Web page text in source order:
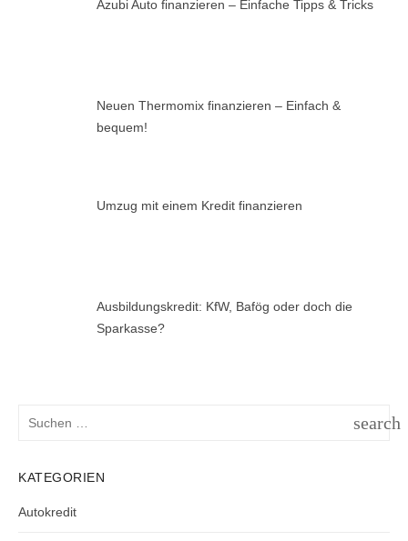
Azubi Auto finanzieren – Einfache Tipps & Tricks
Neuen Thermomix finanzieren – Einfach &
bequem!
Umzug mit einem Kredit finanzieren
Ausbildungskredit: KfW, Bafög oder doch die
Sparkasse?
search
KATEGORIEN
Autokredit